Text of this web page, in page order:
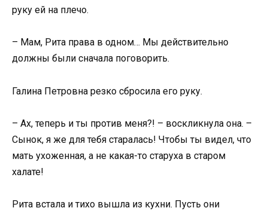
руку ей на плечо.
– Мам, Рита права в одном… Мы действительно
должны были сначала поговорить.
Галина Петровна резко сбросила его руку.
– Ах, теперь и ты против меня?! – воскликнула она. –
Сынок, я же для тебя старалась! Чтобы ты видел, что
мать ухоженная, а не какая-то старуха в старом
халате!
Рита встала и тихо вышла из кухни. Пусть они